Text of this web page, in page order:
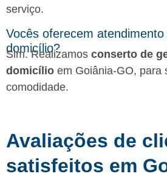
serviço.
Vocês oferecem
domicílio?
Sim. Realizamos conserto de
domicílio em Goiânia-GO, para
comodidade.
Avaliações de
satisfeitos em